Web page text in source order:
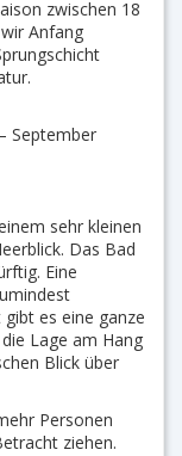
zwischen 18
Anfang
September
sehr kleinen
Das Bad
Eine
es eine ganze
Lage am Hang
Blick über
Personen
ziehen.